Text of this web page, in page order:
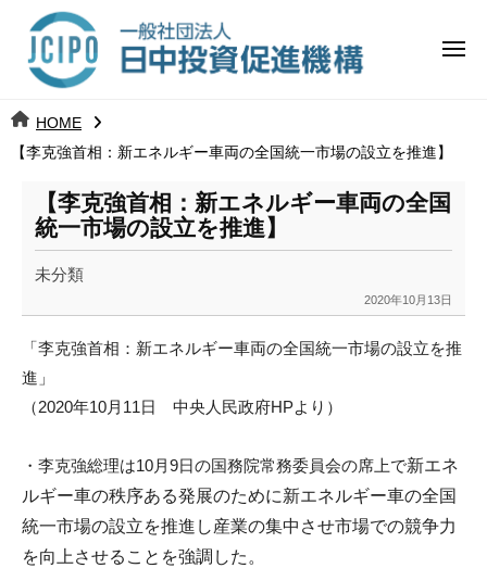
ツ 日
中
投
資
進
機
j
c
メ
HOME
【李克強首相：新エネルギー車両の全国統一市場の設立を推進】
【李克強首相：新エネルギー車両の全国
統一市場の設立を推進】
未分類
2020年10月13日
k
a
n
u
m
「李克強首相：新エネルギー車両の全国統一市場の設立を推
進」
（2020年10月11日 中央人民政府HPより）
・李克強総理は10月9日の国務院常務委員会の席上で新エネ
ルギー車の秩序ある発展のために新エネルギー車の全国
統一市場の設立を推進し産業の集中させ市場での競争力
を向上させる ことを強調した。
日
中
資
進
機